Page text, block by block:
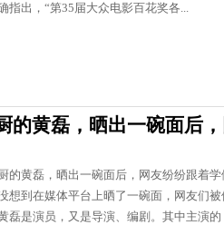
指出，“第35届大众电影百花奖各...
的黄磊，晒出一碗面后
的黄磊，晒出一碗面后，网友纷纷跟着
想到在媒体平台上晒了一碗面，网友们
磊是演员，又是导演、编剧。其中主演的